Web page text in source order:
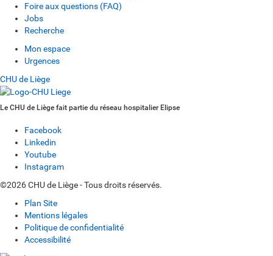
Foire aux questions (FAQ)
Jobs
Recherche
Mon espace
Urgences
CHU de Liège
Le CHU de Liège fait partie du réseau hospitalier Elipse
Facebook
Linkedin
Youtube
Instagram
©2026 CHU de Liège - Tous droits réservés.
Plan Site
Mentions légales
Politique de confidentialité
Accessibilité